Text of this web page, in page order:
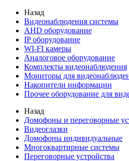
Назад
Видеонаблюдения cистемы
AHD оборудование
IP оборудование
WI-FI камеры
Аналоговое оборудование
Комплекты видеонаблюдения
Мониторы для
Накопители информации
Прочее оборудование для
Назад
Домофоны и переговорные
Видеоглазки
Домофоны индивидуальные
Многоквартирные системы
Переговорные устройства